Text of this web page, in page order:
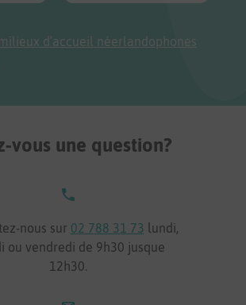
d’accueil néerlandophones
vous une question?
nous sur 02 788 31 73 lundi,
ou vendredi de 9h30 jusque
12h30.